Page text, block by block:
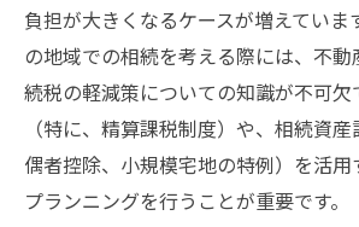
生前贈与を活用した相続税
生命保険を利用した節税の
不動産評価の見直しによる
東急田園都市線沿線の特有
相続税対策
負担が大きくなるケースが増えていま
の地域での相続を考える際には、不
続税の軽減策についての知識が不可欠
（特に、精算課税制度）や、相続資
偶者控除、小規模宅地の特例）を活用
プランニングを行うことが重要です。